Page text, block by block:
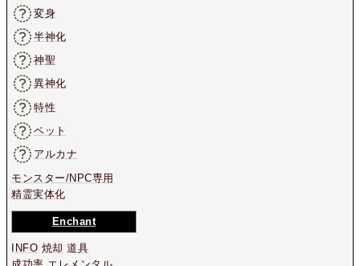
変身
半神化
神聖
異神化
特性
ペット
アルカナ
モンスター/NPC専用
精霊実体化
Enchant
INFO 焼却 道具